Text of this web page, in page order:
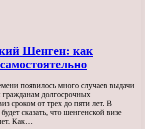
Шенген: как
появилось много случаев выдачи
долгосрочных
сроком от трех до пяти лет. В
сказать, что шенгенской визе
Как…